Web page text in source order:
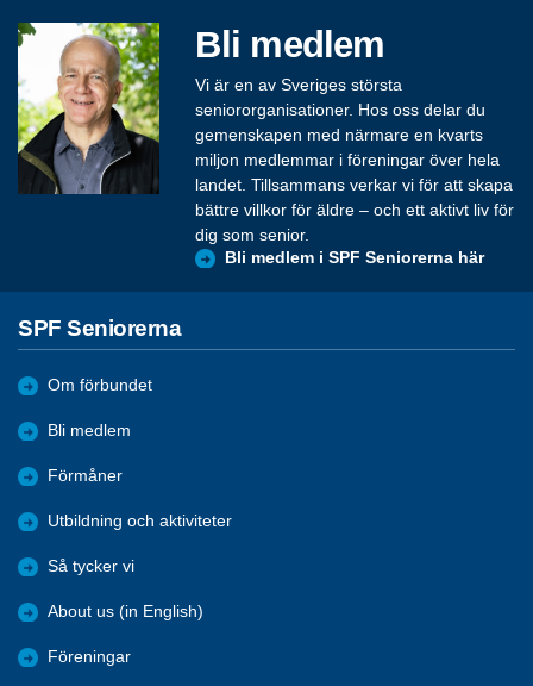
Bli medlem
Vi är en av Sveriges största
seniororganisationer. Hos oss delar du
gemenskapen med närmare en kvarts
miljon medlemmar i föreningar över hela
landet. Tillsammans verkar vi för att skapa
bättre villkor för äldre – och ett aktivt liv för
dig som senior.
Bli medlem i SPF Seniorerna här
SPF Seniorerna
Om förbundet
Bli medlem
Förmåner
Utbildning och aktiviteter
Så tycker vi
About us (in English)
Föreningar